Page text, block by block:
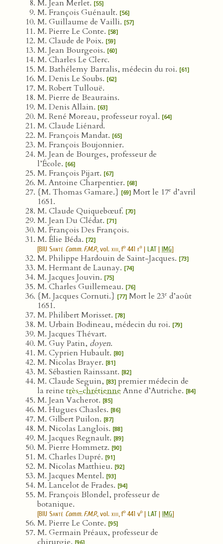
M. Jean Merlet. [55]
M. François Guénault. [56]
M. Guillaume de Vailli. [57]
M. Pierre Le Conte. [58]
M. Claude de Poix. [59]
M. Jean Bourgeois. [60]
M. Charles Le Clerc.
M. Bathélemy Barralis, médecin du roi. [61]
M. Denis Le Soubs. [62]
M. Robert Tullouë.
M. Pierre de Beaurains.
M. Denis Allain. [63]
M. René Moreau, professeur royal. [64]
M. Claude Liénard.
M. François Mandat. [65]
M. François Boujonnier.
M. Jean de Bourges, professeur de
l’École. [66]
M. François Pijart. [67]
M. Antoine Charpentier. [68]
{M. Thomas Gamare.} [69] Mort le 17e d’avril
1651.
M. Claude Quiquebœuf. [70]
M. Jean Du Clédat. [71]
M. François Des François.
M. Élie Béda. [72]
[BIU Santé Comm. F.M.P., vol. xiii, fo 441 ro | LAT| IMG]
M. Philippe Hardouin de Saint-Jacques. [73]
M. Hermant de Launay. [74]
M. Jacques Jouvin. [75]
M. Charles Guillemeau. [76]
{M. Jacques Cornuti.} [77] Mort le 23e d’août
1651.
M. Philibert Morisset. [78]
M. Urbain Bodineau, médecin du roi. [79]
M. Jacques Thévart.
M. Guy Patin, doyen.
M. Cyprien Hubault. [80]
M. Nicolas Brayer. [81]
M. Sébastien Rainssant. [82]
M. Claude Seguin, [83] premier médecin de
la reine très-chrétienne Anne d’Autriche. [84]
M. Jean Vacherot. [85]
M. Hugues Chasles. [86]
M. Gilbert Puilon. [87]
M. Nicolas Langlois. [88]
M. Jacques Regnault. [89]
M. Pierre Hommetz. [90]
M. Charles Dupré. [91]
M. Nicolas Matthieu. [92]
M. Jacques Mentel. [93]
M. Lancelot de Frades. [94]
M. François Blondel, professeur de
botanique.
[BIU Santé Comm. F.M.P., vol. xiii, fo 441 vo | LAT| IMG]
M. Pierre Le Conte. [95]
M. Germain Préaux, professeur de
[96]